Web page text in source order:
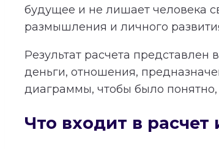
будущее и не лишает человека
размышления и личного
Результат расчета
деньги, отношения,
диаграммы, чтобы было
Что входит в